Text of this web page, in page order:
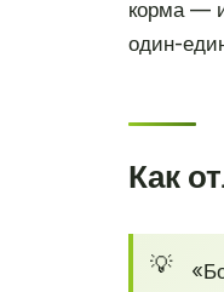
корма —
один-
Как